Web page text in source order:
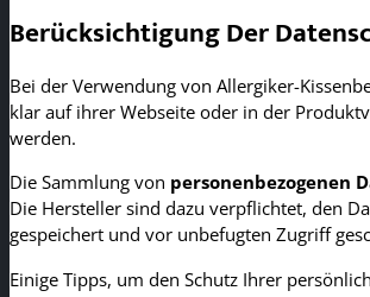
Berücksichtigung Der
Bei der Verwendung von Allergiker-
klar auf ihrer Webseite oder in der
werden.
Die Sammlung von personenbezogenen
Die Hersteller sind dazu verpflichtet, den
gespeichert und vor unbefugten Zugriff
Einige Tipps, um den Schutz Ihrer